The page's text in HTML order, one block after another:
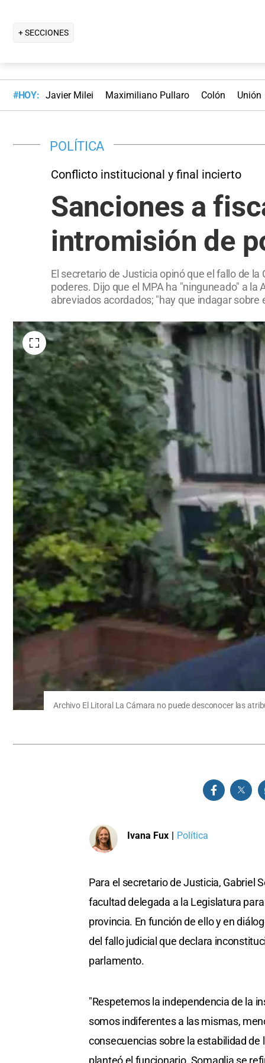
+ SECCIONES
#HOY: Javier Milei Maximiliano Pullaro Colón Unión
POLÍTICA
Conflicto institucional y final incierto
Sanciones a
intromisión de
El secretario de Justicia opinó que el fallo de
poderes. Dijo que el MPA ha "ninguneado" a
abreviados acordados; "hay que indagar sobre
Archivo El Litoral La Cámara no puede desconocer las
Ivana Fux | Política
Para el secretario de Justicia, Gabriel
facultad delegada a la Legislatura
provincia. En función de ello y en
del fallo judicial que declara
parlamento.
"Respetemos la independencia de la
somos indiferentes a las mismas,
consecuencias sobre la estabilidad